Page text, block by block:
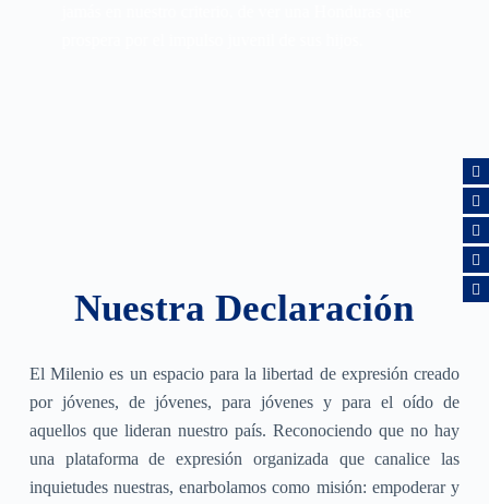
Nuestra Declaración
El Milenio es un espacio para la libertad de expresión creado
por jóvenes, de jóvenes, para jóvenes y para el oído de
aquellos que lideran nuestro país. Reconociendo que no hay
una plataforma de expresión organizada que canalice las
inquietudes nuestras, enarbolamos como misión: empoderar y